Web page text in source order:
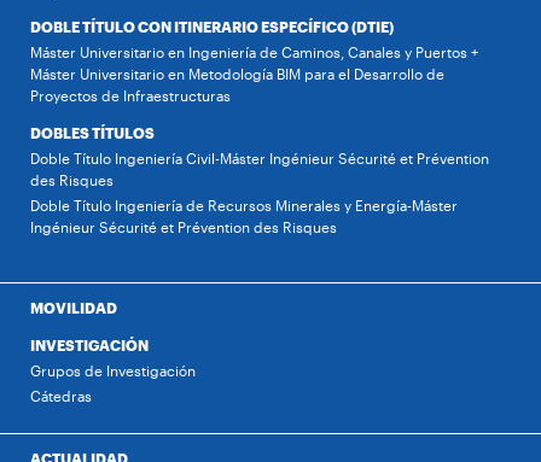
DOBLE TÍTULO CON ITINERARIO ESPECÍFICO (DTIE)
Máster Universitario en Ingeniería de Caminos, Canales y Puertos +
Máster Universitario en Metodología BIM para el Desarrollo de
Proyectos de Infraestructuras
DOBLES TÍTULOS
Doble Título Ingeniería Civil-Máster Ingénieur Sécurité et Prévention
des Risques
Doble Título Ingeniería de Recursos Minerales y Energía-Máster
Ingénieur Sécurité et Prévention des Risques
MOVILIDAD
INVESTIGACIÓN
Grupos de Investigación
Cátedras